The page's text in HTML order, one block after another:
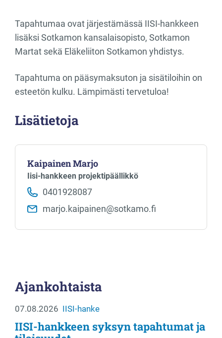
Tapahtumaa ovat järjestämässä IISI-hankkeen
lisäksi Sotkamon kansalaisopisto, Sotkamon
Martat sekä Eläkeliiton Sotkamon yhdistys.
Tapahtuma on pääsymaksuton ja sisätiloihin on
esteetön kulku. Lämpimästi tervetuloa!
Lisätietoja
Kaipainen Marjo
Iisi-hankkeen projektipäällikkö
0401928087
marjo.kaipainen​@sotkamo.fi
Ajankohtaista
07.08.2026 IISI-hanke
IISI-hankkeen syksyn tapahtumat ja